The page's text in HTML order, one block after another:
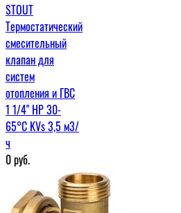
STOUT
Термостатический
смесительный
клапан для
систем
отопления и ГВС
1 1/4" НР 30-
65°С KVs 3,5 м3/
ч
0руб.